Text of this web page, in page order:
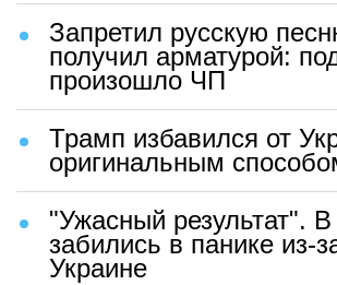
Запретил русскую
получил арматурой:
произошло ЧП
Трамп избавился от
оригинальным
"Ужасный результат".
забились в панике из-
Украине